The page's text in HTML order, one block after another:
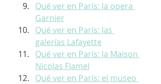
Qué ver en París: la opera
Garnier
Qué ver en París: las
galerías Lafayette
Qué ver en París: la Maison
Nicolas Flamel
Qué ver en París: el museo